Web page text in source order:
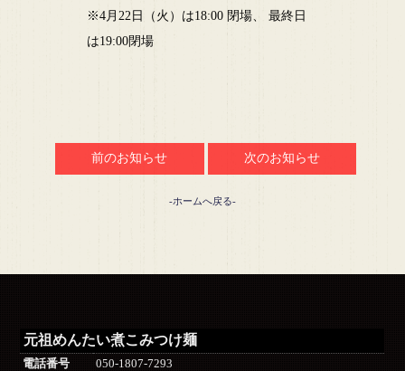
※4月22日（火）は18:00 閉場、 最終日
は19:00閉場
前のお知らせ 次のお知らせ
-ホームへ戻る-
元祖めんたい煮こみつけ麺
電話番号 050-1807-7293